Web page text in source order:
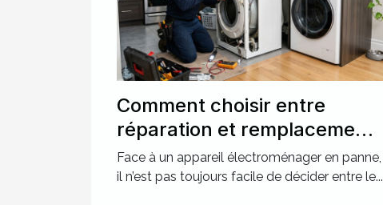
Comment choisir entre
réparation et remplacement
pour votre électroménager ?
Face à un appareil électroménager en panne,
il n’est pas toujours facile de décider entre le...